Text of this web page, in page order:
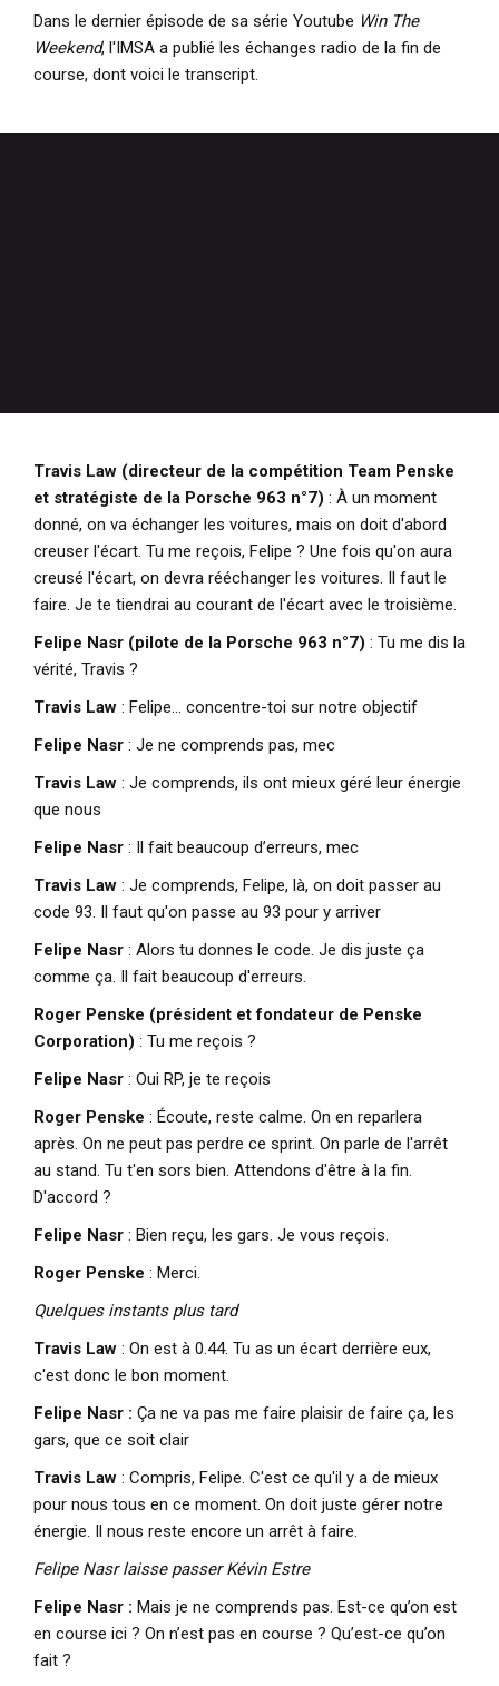
Dans le dernier épisode de sa série Youtube Win The
Weekend, l'IMSA a publié les échanges radio de la fin de
course, dont voici le transcript.
Travis Law (directeur de la compétition Team Penske
et stratégiste de la Porsche 963 n°7) : À un moment
donné, on va échanger les voitures, mais on doit d'abord
creuser l'écart. Tu me reçois, Felipe ? Une fois qu'on aura
creusé l'écart, on devra rééchanger les voitures. Il faut le
faire. Je te tiendrai au courant de l'écart avec le troisième.
Felipe Nasr (pilote de la Porsche 963 n°7) : Tu me dis la
vérité, Travis ?
Travis Law : Felipe… concentre-toi sur notre objectif
Felipe Nasr : Je ne comprends pas, mec
Travis Law : Je comprends, ils ont mieux géré leur énergie
que nous
Felipe Nasr : Il fait beaucoup d’erreurs, mec
Travis Law : Je comprends, Felipe, là, on doit passer au
code 93. Il faut qu'on passe au 93 pour y arriver
Felipe Nasr : Alors tu donnes le code. Je dis juste ça
comme ça. Il fait beaucoup d'erreurs.
Roger Penske (président et fondateur de Penske
Corporation) : Tu me reçois ?
Felipe Nasr : Oui RP, je te reçois
Roger Penske : Écoute, reste calme. On en reparlera
après. On ne peut pas perdre ce sprint. On parle de l'arrêt
au stand. Tu t'en sors bien. Attendons d'être à la fin.
D'accord ?
Felipe Nasr : Bien reçu, les gars. Je vous reçois.
Roger Penske : Merci.
Quelques instants plus tard
Travis Law : On est à 0.44. Tu as un écart derrière eux,
c'est donc le bon moment.
Felipe Nasr : Ça ne va pas me faire plaisir de faire ça, les
gars, que ce soit clair
Travis Law : Compris, Felipe. C'est ce qu'il y a de mieux
pour nous tous en ce moment. On doit juste gérer notre
énergie. Il nous reste encore un arrêt à faire.
Felipe Nasr laisse passer Kévin Estre
Felipe Nasr : Mais je ne comprends pas. Est-ce qu’on est
en course ici ? On n’est pas en course ? Qu’est-ce qu’on
fait ?